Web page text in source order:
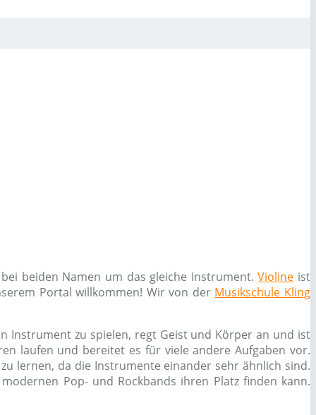
beiden Namen um das gleiche Instrument.Violine ist
Portal willkommen! Wir von der Musikschule Kling
Instrument zu spielen, regt Geist und Körper an und ist
laufen und bereitet es für viele andere Aufgaben vor.
lernen, da die Instrumente einander sehr ähnlich sind.
Pop- und Rockbands ihren Platz finden kann.